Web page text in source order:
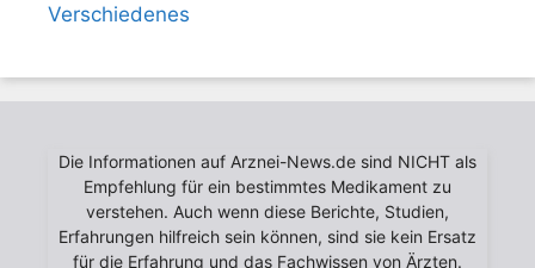
Verschiedenes
Die Informationen auf Arznei-News.de sind NICHT als
Empfehlung für ein bestimmtes Medikament zu
verstehen. Auch wenn diese Berichte, Studien,
Erfahrungen hilfreich sein können, sind sie kein Ersatz
für die Erfahrung und das Fachwissen von Ärzten.